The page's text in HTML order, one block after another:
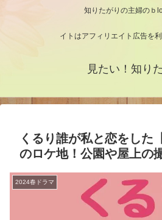
知りたがりの主婦のｂ
当
イトはアフィリエイト広告を利
見たい！知り
くるり誰が私と恋をした
のロケ地！公園や屋上の
2024春ドラマ